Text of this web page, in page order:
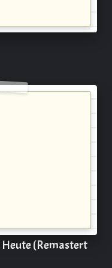
Heute (Remastert